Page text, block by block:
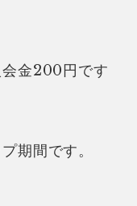
会金200円です
期間です。